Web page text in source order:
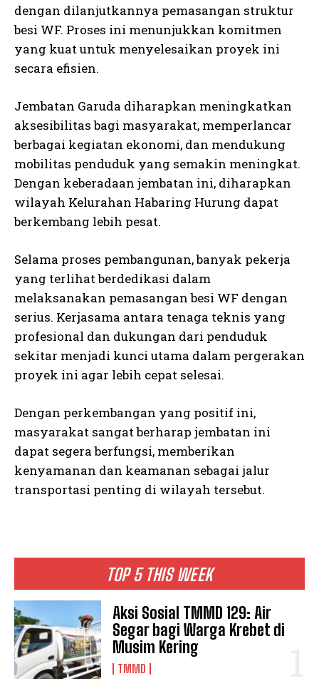
TOP 5 THIS WEEK
Aksi Sosial TMMD 129: Air
Segar bagi Warga Krebet di
Musim Kering
TMMD
dengan dilanjutkannya pemasangan struktur
besi WF. Proses ini menunjukkan komitmen
yang kuat untuk menyelesaikan proyek ini
secara efisien.
Jembatan Garuda diharapkan meningkatkan
aksesibilitas bagi masyarakat, memperlancar
berbagai kegiatan ekonomi, dan mendukung
mobilitas penduduk yang semakin meningkat.
Dengan keberadaan jembatan ini, diharapkan
wilayah Kelurahan Habaring Hurung dapat
berkembang lebih pesat.
Selama proses pembangunan, banyak pekerja
yang terlihat berdedikasi dalam
melaksanakan pemasangan besi WF dengan
serius. Kerjasama antara tenaga teknis yang
profesional dan dukungan dari penduduk
sekitar menjadi kunci utama dalam pergerakan
proyek ini agar lebih cepat selesai.
Dengan perkembangan yang positif ini,
masyarakat sangat berharap jembatan ini
dapat segera berfungsi, memberikan
kenyamanan dan keamanan sebagai jalur
transportasi penting di wilayah tersebut.